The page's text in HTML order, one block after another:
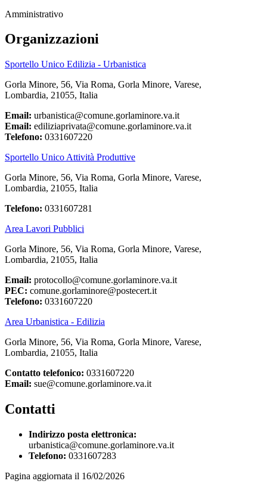
Amministrativo
Organizzazioni
Sportello Unico Edilizia - Urbanistica
Gorla Minore, 56, Via Roma, Gorla Minore, Varese,
Lombardia, 21055, Italia
Email: urbanistica@comune.gorlaminore.va.it
Email: ediliziaprivata@comune.gorlaminore.va.it
Telefono: 0331607220
Sportello Unico Attività Produttive
Gorla Minore, 56, Via Roma, Gorla Minore, Varese,
Lombardia, 21055, Italia
Telefono: 0331607281
Area Lavori Pubblici
Gorla Minore, 56, Via Roma, Gorla Minore, Varese,
Lombardia, 21055, Italia
Email: protocollo@comune.gorlaminore.va.it
PEC: comune.gorlaminore@postecert.it
Telefono: 0331607220
Area Urbanistica - Edilizia
Gorla Minore, 56, Via Roma, Gorla Minore, Varese,
Lombardia, 21055, Italia
Contatto telefonico: 0331607220
Email: sue@comune.gorlaminore.va.it
Contatti
Indirizzo posta elettronica:
urbanistica@comune.gorlaminore.va.it
Telefono: 0331607283
Pagina aggiornata il 16/02/2026